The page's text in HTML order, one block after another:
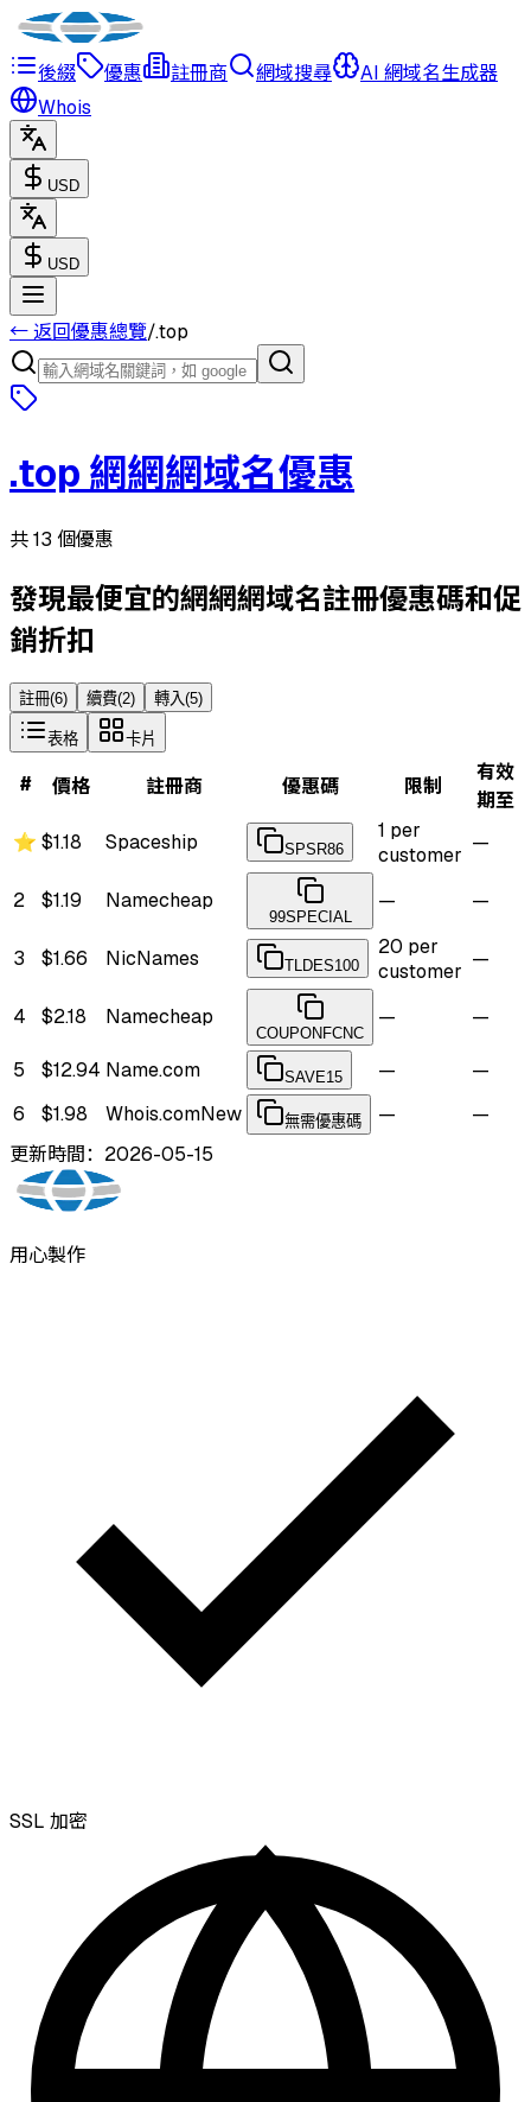
後綴 優惠 註冊商 網域搜尋
AI 網域名生成器
Whois
USD
USD
← 返回優惠總覽/.top
.top 網網網域名優惠
共 13 個優惠
發現最便宜的網網網域名註冊優惠碼和促
銷折扣
註冊(6) 續費(2) 轉入(5)
表格 卡片
# 價格 註冊商 優惠碼 限制
有效
期至
⭐ $1.18 Spaceship SPSR86
1 per
customer
—
2 $1.19 Namecheap
99SPECIAL
— —
3 $1.66 NicNames TLDES100
20 per
customer
—
4 $2.18 Namecheap
COUPONFCNC
— —
5 $12.94 Name.com SAVE15 —
—
6
$1.98 Whois.comNew 無需優惠碼 —
—
更新時間：2026-05-15
用心製作
SSL 加密